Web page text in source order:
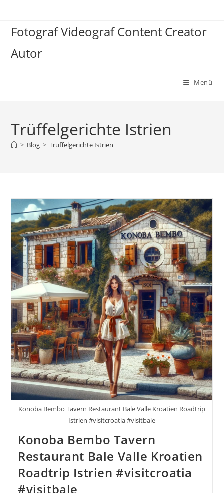
springen
Fotograf Videograf Content Creator
Autor
Menü
Trüffelgerichte Istrien
> Blog > Trüffelgerichte Istrien
Konoba Bembo Tavern Restaurant Bale Valle Kroatien Roadtrip
Istrien #visitcroatia #visitbale
Konoba Bembo Tavern
Restaurant Bale Valle Kroatien
Roadtrip Istrien #visitcroatia
#visitbale